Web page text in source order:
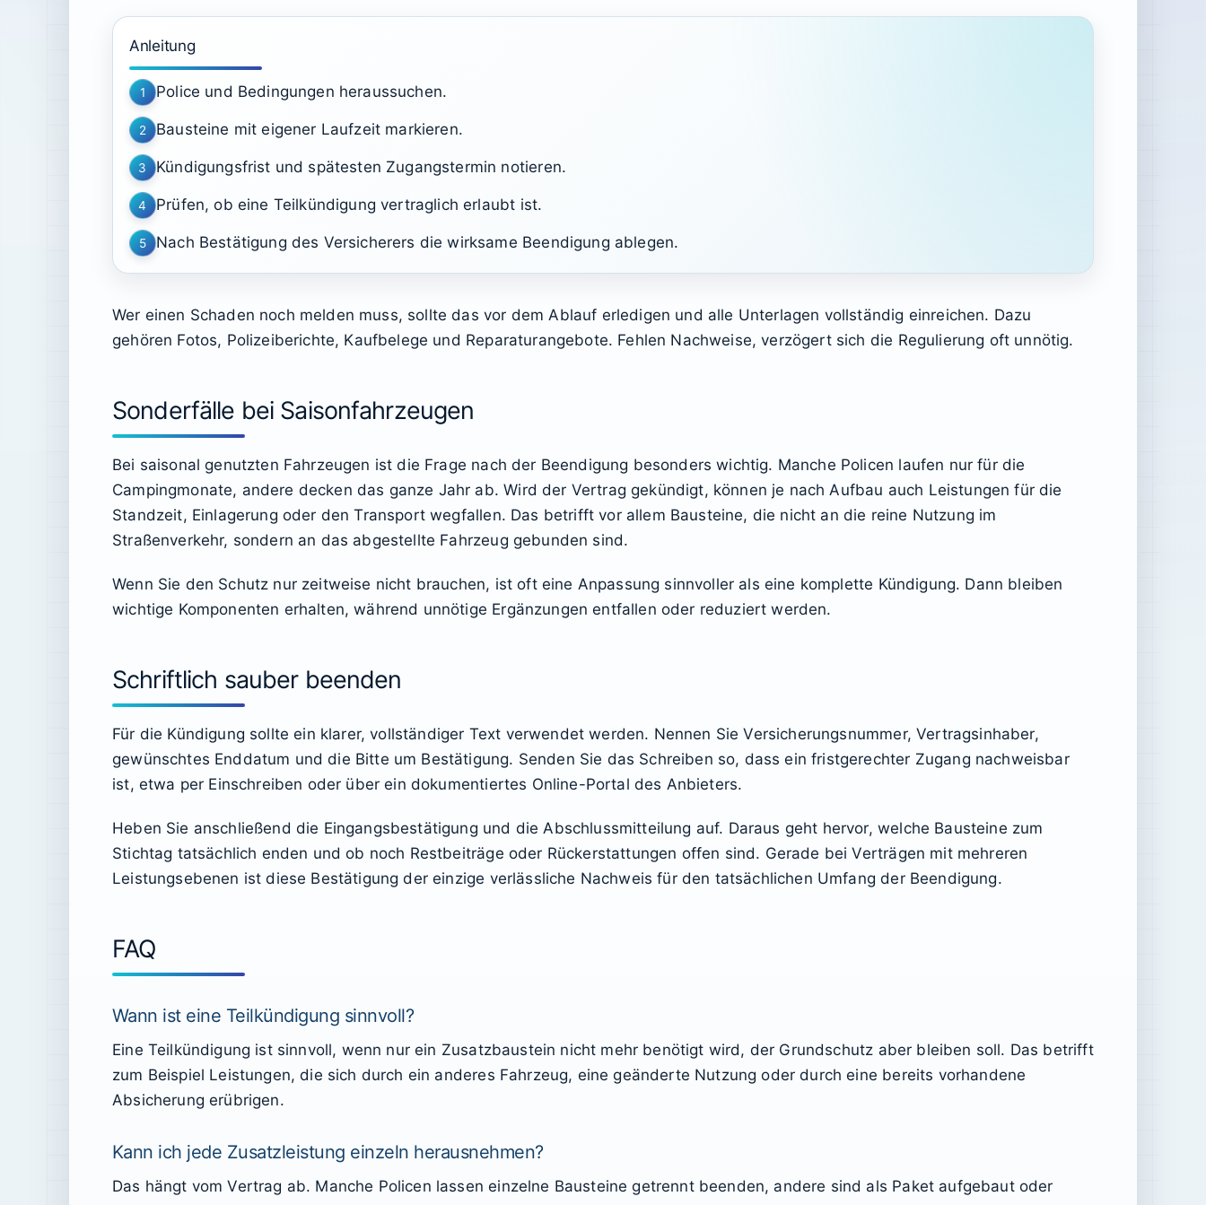
Anleitung
1 Police und Bedingungen heraussuchen.
2 Bausteine mit eigener Laufzeit markieren.
3 Kündigungsfrist und spätesten Zugangstermin notieren.
4 Prüfen, ob eine Teilkündigung vertraglich erlaubt ist.
5 Nach Bestätigung des Versicherers die wirksame Beendigung ablegen.
Wer einen Schaden noch melden muss, sollte das vor dem Ablauf erledigen und alle Unterlagen vollständig einreichen. Dazu
gehören Fotos, Polizeiberichte, Kaufbelege und Reparaturangebote. Fehlen Nachweise, verzögert sich die Regulierung oft unnötig.
Sonderfälle bei Saisonfahrzeugen
Bei saisonal genutzten Fahrzeugen ist die Frage nach der Beendigung besonders wichtig. Manche Policen laufen nur für die
Campingmonate, andere decken das ganze Jahr ab. Wird der Vertrag gekündigt, können je nach Aufbau auch Leistungen für die
Standzeit, Einlagerung oder den Transport wegfallen. Das betrifft vor allem Bausteine, die nicht an die reine Nutzung im
Straßenverkehr, sondern an das abgestellte Fahrzeug gebunden sind.
Wenn Sie den Schutz nur zeitweise nicht brauchen, ist oft eine Anpassung sinnvoller als eine komplette Kündigung. Dann bleiben
wichtige Komponenten erhalten, während unnötige Ergänzungen entfallen oder reduziert werden.
Schriftlich sauber beenden
Für die Kündigung sollte ein klarer, vollständiger Text verwendet werden. Nennen Sie Versicherungsnummer, Vertragsinhaber,
gewünschtes Enddatum und die Bitte um Bestätigung. Senden Sie das Schreiben so, dass ein fristgerechter Zugang nachweisbar
ist, etwa per Einschreiben oder über ein dokumentiertes Online-Portal des Anbieters.
Heben Sie anschließend die Eingangsbestätigung und die Abschlussmitteilung auf. Daraus geht hervor, welche Bausteine zum
Stichtag tatsächlich enden und ob noch Restbeiträge oder Rückerstattungen offen sind. Gerade bei Verträgen mit mehreren
Leistungsebenen ist diese Bestätigung der einzige verlässliche Nachweis für den tatsächlichen Umfang der Beendigung.
FAQ
Wann ist eine Teilkündigung sinnvoll?
Eine Teilkündigung ist sinnvoll, wenn nur ein Zusatzbaustein nicht mehr benötigt wird, der Grundschutz aber bleiben soll. Das betrifft
zum Beispiel Leistungen, die sich durch ein anderes Fahrzeug, eine geänderte Nutzung oder durch eine bereits vorhandene
Absicherung erübrigen.
Kann ich jede Zusatzleistung einzeln herausnehmen?
Das hängt vom Vertrag ab. Manche Policen lassen einzelne Bausteine getrennt beenden, andere sind als Paket aufgebaut oder